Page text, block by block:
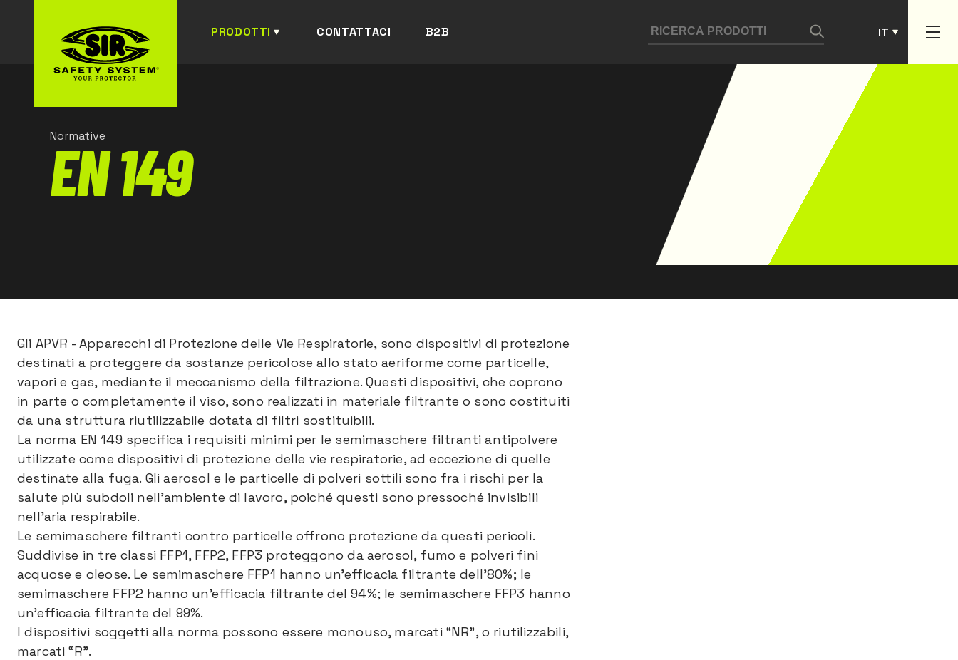
PRODOTTI CONTATTACI B2B IT
Normative
EN 149
Gli APVR - Apparecchi di Protezione delle Vie Respiratorie, sono dispositivi di protezione
destinati a proteggere da sostanze pericolose allo stato aeriforme come particelle,
vapori e gas, mediante il meccanismo della filtrazione. Questi dispositivi, che coprono
in parte o completamente il viso, sono realizzati in materiale filtrante o sono costituiti
da una struttura riutilizzabile dotata di filtri sostituibili.
La norma EN 149 specifica i requisiti minimi per le semimaschere filtranti antipolvere
utilizzate come dispositivi di protezione delle vie respiratorie, ad eccezione di quelle
destinate alla fuga. Gli aerosol e le particelle di polveri sottili sono fra i rischi per la
salute più subdoli nell’ambiente di lavoro, poiché questi sono pressoché invisibili
nell’aria respirabile.
Le semimaschere filtranti contro particelle offrono protezione da questi pericoli.
Suddivise in tre classi FFP1, FFP2, FFP3 proteggono da aerosol, fumo e polveri fini
acquose e oleose. Le semimaschere FFP1 hanno un’efficacia filtrante dell’80%; le
semimaschere FFP2 hanno un’efficacia filtrante del 94%; le semimaschere FFP3 hanno
un’efficacia filtrante del 99%.
I dispositivi soggetti alla norma possono essere monouso, marcati “NR”, o riutilizzabili,
marcati “R”.